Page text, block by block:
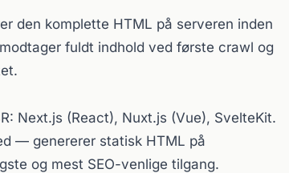
den komplette HTML på serveren inden
fuldt indhold ved første crawl og
Next.js (React), Nuxt.js (Vue), SvelteKit.
— genererer statisk HTML på
og mest SEO-venlige tilgang.